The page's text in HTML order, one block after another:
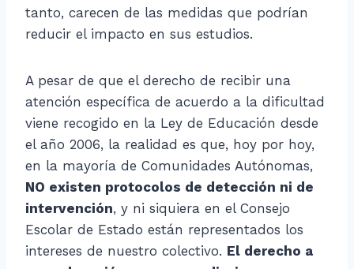
tanto, carecen de las medidas que podrían
reducir el impacto en sus estudios.
A pesar de que el derecho de recibir una
atención específica de acuerdo a la dificultad
viene recogido en la Ley de Educación desde
el año 2006, la realidad es que, hoy por hoy,
en la mayoría de Comunidades Autónomas,
NO existen protocolos de detección ni de
intervención, y ni siquiera en el Consejo
Escolar de Estado están representados los
intereses de nuestro colectivo. El derecho a